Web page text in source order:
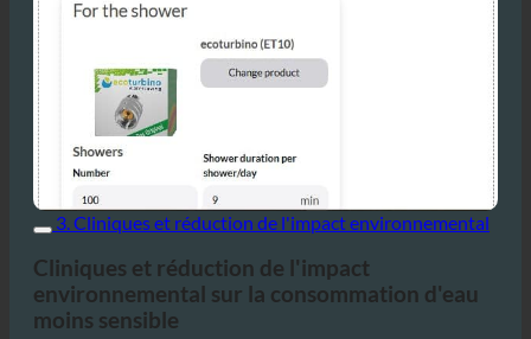
3. Cliniques et réduction de l'impact environnemental
Cliniques et réduction de l'impact